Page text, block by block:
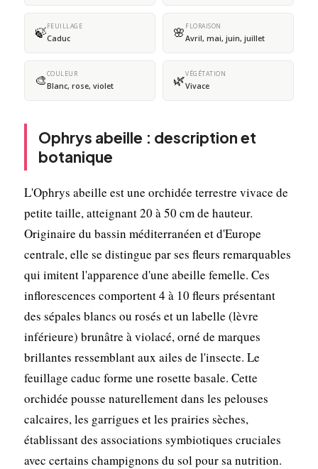
🍃FEUILLAGE
Caduc 🌸 FLORAISON
Avril, mai, juin, juillet
🎨COULEUR
Blanc, rose, violet 🌿VÉGÉTATION
Vivace
Ophrys abeille : description et
botanique
L'Ophrys abeille est une orchidée terrestre vivace de
petite taille, atteignant 20 à 50 cm de hauteur.
Originaire du bassin méditerranéen et d'Europe
centrale, elle se distingue par ses fleurs remarquables
qui imitent l'apparence d'une abeille femelle. Ces
inflorescences comportent 4 à 10 fleurs présentant
des sépales blancs ou rosés et un labelle (lèvre
inférieure) brunâtre à violacé, orné de marques
brillantes ressemblant aux ailes de l'insecte. Le
feuillage caduc forme une rosette basale. Cette
orchidée pousse naturellement dans les pelouses
calcaires, les garrigues et les prairies sèches,
établissant des associations symbiotiques cruciales
avec certains champignons du sol pour sa nutrition.